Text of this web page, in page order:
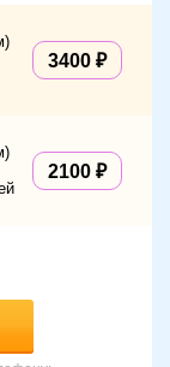
3400
2100